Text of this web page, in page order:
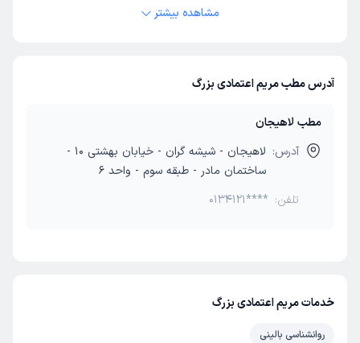
مشاهده بیشتر
آدرس مطب مریم اعتمادی بزرگ
مطب لاهیجان
آدرس:
لاهیجان - شیشه گران - خیابان بهشتی 10 -
ساختمان مادر - طبقه سوم - واحد 6
تلفن: 0134121****
خدمات مریم اعتمادی بزرگ
روانشناسی بالینی